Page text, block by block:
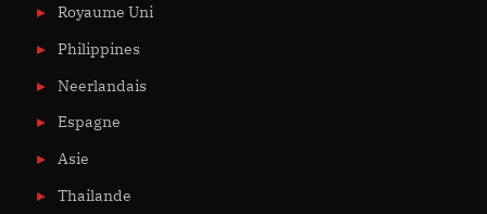
Royaume Uni
Philippines
Neerlandais
Espagne
Asie
Thailande